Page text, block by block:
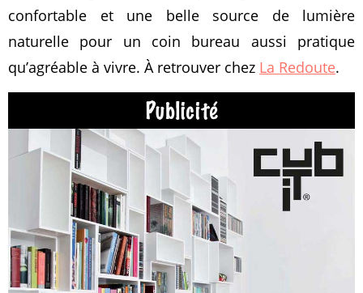
confortable et une belle source de lumière
naturelle pour un coin bureau aussi pratique
qu’agréable à vivre. À retrouver chez La Redoute.